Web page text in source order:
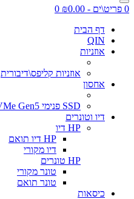
0 פריט\ים - ₪0.00
0
דף הבית
QIN
אוזניות
אוזניות קליפס\דיבורית
אחסון
SSD פנימי NVMe Gen5
דיו וטונרים
HP דיו
HP דיו תואם
דיו מקורי
HP טונרים
טונר מקורי
טונר תואם
כיסאות